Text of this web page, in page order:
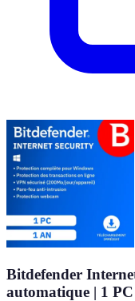
Bitdefender
automatique | 1